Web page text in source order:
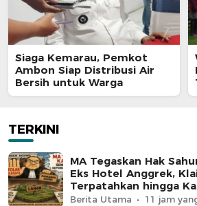
Siaga Kemarau, Pemkot
Ambon Siap Distribusi Air
Bersih untuk Warga
TERKINI
MA Tegaskan Hak
Eks Hotel Anggrek,
Terpatahkan hingga
Berita Utama 11 jam